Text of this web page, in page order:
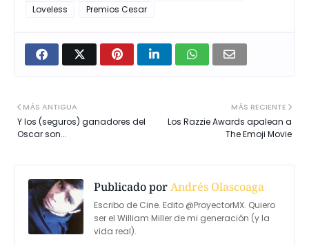
Loveless
Premios Cesar
MÁS RECIENTE
Los Razzie Awards apalean a
The Emoji Movie
MÁS ANTIGUA
Y los (seguros) ganadores del
Oscar son...
Publicado porAndrés Olascoaga
Escribo de Cine. Edito @ProyectorMX. Quiero
ser el William Miller de mi generación (y la
vida real).